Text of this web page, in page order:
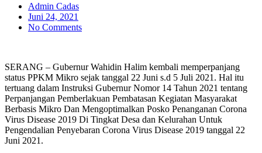
Admin Cadas
Juni 24, 2021
No Comments
SERANG – Gubernur Wahidin Halim kembali memperpanjang
status PPKM Mikro sejak tanggal 22 Juni s.d 5 Juli 2021. Hal itu
tertuang dalam Instruksi Gubernur Nomor 14 Tahun 2021 tentang
Perpanjangan Pemberlakuan Pembatasan Kegiatan Masyarakat
Berbasis Mikro Dan Mengoptimalkan Posko Penanganan Corona
Virus Disease 2019 Di Tingkat Desa dan Kelurahan Untuk
Pengendalian Penyebaran Corona Virus Disease 2019 tanggal 22
Juni 2021.